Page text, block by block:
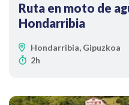
Ruta en moto de
Hondarribia
Hondarribia, Gipuzkoa
2h